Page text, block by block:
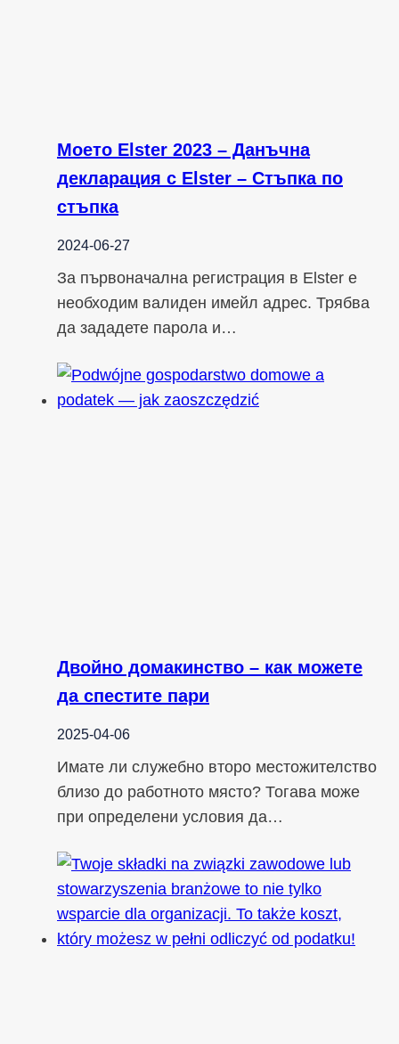
Моето Elster 2023 – Данъчна
декларация с Elster – Стъпка по
стъпка
2024-06-27
За първоначална регистрация в Elster е
необходим валиден имейл адрес. Трябва
да зададете парола и…
Двойно домакинство – как можете
да спестите пари
2025-04-06
Имате ли служебно второ местожителство
близо до работното място? Тогава може
при определени условия да…